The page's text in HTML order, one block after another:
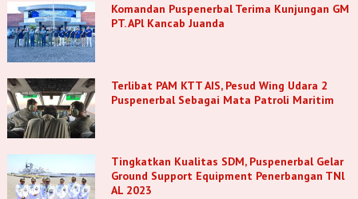
Komandan Puspenerbal Terima Kunjungan GM
PT. APl Kancab Juanda
Terlibat PAM KTT AIS, Pesud Wing Udara 2
Puspenerbal Sebagai Mata Patroli Maritim
Tingkatkan Kualitas SDM, Puspenerbal Gelar
Ground Support Equipment Penerbangan TNl
AL 2023